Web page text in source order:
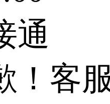
通
！客